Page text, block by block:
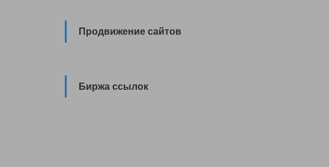
Продвижение сайтов
Биржа ссылок